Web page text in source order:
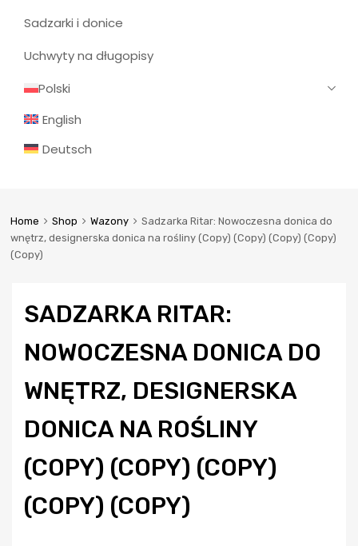
Sadzarki i donice
Uchwyty na długopisy
Polski
English
Deutsch
Home Shop Wazony
Sadzarka Ritar: Nowoczesna donica do
wnętrz, designerska donica na rośliny (Copy) (Copy) (Copy) (Copy)
(Copy)
SADZARKA RITAR:
NOWOCZESNA DONICA DO
WNĘTRZ, DESIGNERSKA
DONICA NA ROŚLINY
(COPY) (COPY) (COPY)
(COPY) (COPY)